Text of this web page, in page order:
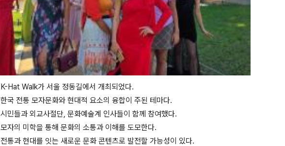
K-Hat Walk가 서울 정동길에서 개최되었다.
한국 전통 모자문화와 현대적 요소의 융합이 주된 테마다.
시민들과 외교사절단, 문화예술계 인사들이 함께 참여했다.
모자의 미학을 통해 문화의 소통과 이해를 도모한다.
전통과 현대를 잇는 새로운 문화 콘텐츠로 발전할 가능성이 있다.